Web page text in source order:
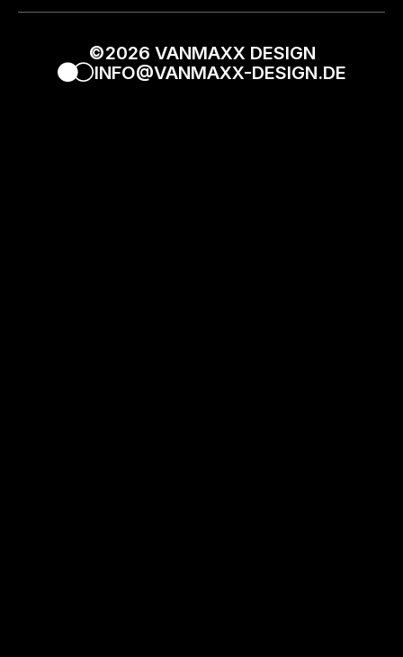
©2026 VANMAXX DESIGN
INFO@VANMAXX-DESIGN.DE